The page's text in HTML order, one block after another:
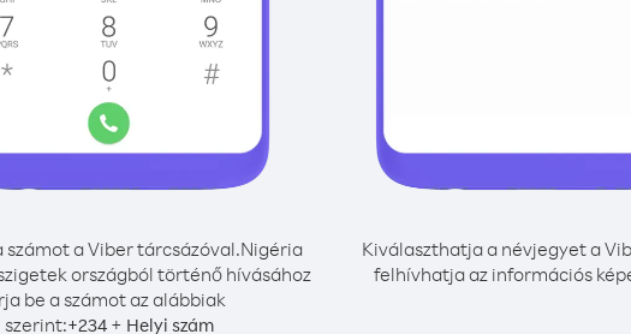
számot a Viber tárcsázóval.Nigéria
országból történő hívásához
be a számot az alábbiak
szerint:+234 + Helyi szám
Kiválaszthatja a névjegyet a
felhívhatja az információs